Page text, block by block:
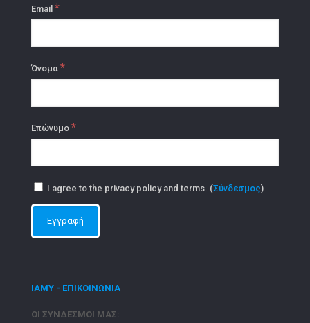
Email *
Όνομα *
Επώνυμο *
I agree to the privacy policy and terms. (Σύνδεσμος)
ΙΑΜΥ - ΕΠΙΚΟΙΝΩΝΙΑ
ΟΙ ΣΥΝΔΕΣΜΟΙ ΜΑΣ: